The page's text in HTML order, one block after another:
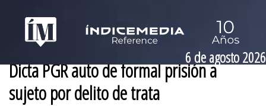
6 de agosto 2026
Dicta PGR auto de formal prisión a
sujeto por delito de trata